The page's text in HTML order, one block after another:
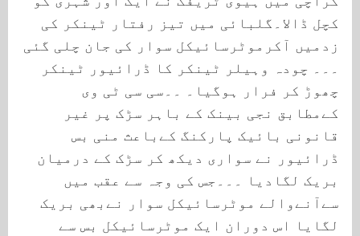
کچل ڈالا۔گلبائی میں تیز رفتار ٹینکر کی
زدمیں آکرموٹرسائیکل سوار کی جان چلی گئی
۔۔۔ چودہ وہیلر ٹینکر کا ڈرائیور ٹینکر
چھوڑ کر فرار ہوگیا۔ ۔۔سی سی ٹی وی
کےمطابق نجی بینک کے باہر سڑک پر غیر
قانونی بائیک پارکنگ کےباعث منی بس
ڈرائیور نے سواری دیکھ کر سڑک کے درمیان
بریک لگادیا ۔۔۔جس کی وجہ سے عقب میں
سےآنےوالے موٹرسائیکل سوار نےبھی بریک
لگایا اس دوران ایک موٹرسائیکل بس سے